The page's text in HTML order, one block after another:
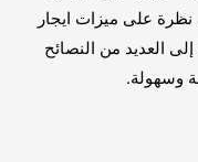
نظرة على ميزات ايجار
العديد من النصائح
وسهولة.